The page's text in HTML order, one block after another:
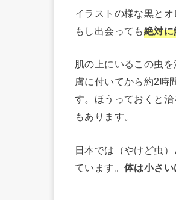
イラストの様な黒と
もし出会っても絶対
肌の上にいるこの虫
膚に付いてから約2時
す。ほうっておくと
もあります。
日本では（やけど虫
ています。体は小さい